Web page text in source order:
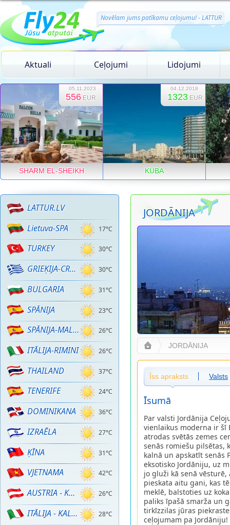
Novēlam jums patīkamu ceļojumu! - LATTUR
Aktuali Ceļojumi Lidojumi
05.11.2023
556 EUR
SHARM EL-SHEIKH
04.12.2018
1323 EUR
KUBA
LATTUR.LV
17°C
Lietuva-SPA
30°C
TURKEY
30°C
GRIEĶIJA-CRETE
31°C
BULGARIA
23°C
SPĀNIJA
26°C
SPĀNIJA-MALLORCA
26°C
ITĀLIJA-RIMINI
37°C
THAILAND
24°C
TENERIFE
36°C
DOMINIKANA
27°C
IZRAĒLA
31°C
ĶĪNA
42°C
VJETNAMA
26°C
AUSTRIA - KALNU SLĒPOŠANA!
28°C
ITĀLIJA - KALNU SLĒPOŠANA
JORDĀNIJA
JORDĀNIJA
Īss apraksts Valsts
Īsumā
Par valsti Jordānija
vienlaikus moderna ir šī
atrodas svētās zemes
senās romiešu pilsētas,
kalnā un apskatīt senās
eksotisko Jordāniju, uz
jo gluži kā senā
pieskata aitu gani, kas
meklē, balstoties uz
paliks īpašā smarža un
tirkīzzilas jūras
ceļojumam pa Jordāniju!